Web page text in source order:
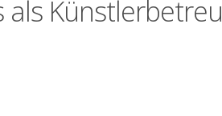
als